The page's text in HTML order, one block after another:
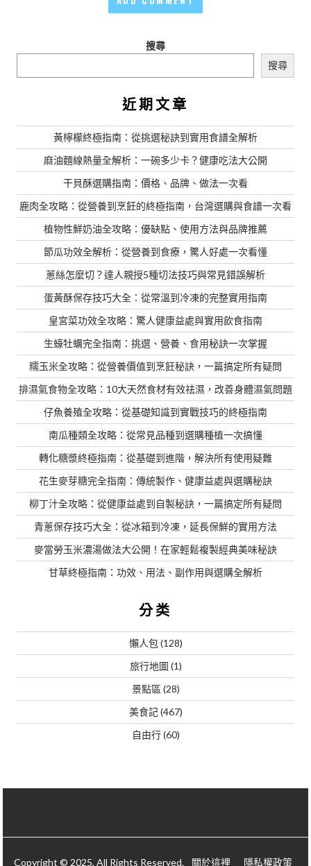
搜尋
搜尋
近期文章
黃檸檬終極指南：從挑選秘訣到實用食譜全解析
麻油麵線熱量全解析：一碗多少卡？健康吃法大公開
干貝酥選購指南：價格、品牌、做法一次看
鹿肉全攻略：從營養到烹飪的終極指南，台灣選購與食譜一次看
植物性鮮奶油全攻略：優缺點、使用方法與品牌推薦
節瓜功效全解析：從營養到食療，驚人好處一次看懂
蔥絲怎麼切？達人親授5種切法技巧與常見錯誤解析
蛋黃酥保存技巧大全：從常溫到冷凍的完整實用指南
皇宮菜功效全攻略：驚人健康益處與實用飲食指南
生蠔牡蠣完全指南：挑選、營養、食用秘訣一次掌握
糯玉米全攻略：從營養價值到烹飪秘訣，一篇搞定所有疑問
排濕氣食物全攻略：10大天然食材有效祛濕，改善身體濕氣問題
仔魚養殖全攻略：從基礎知識到實戰技巧的終極指南
南瓜種類全攻略：從常見品種到選購種植一次搞懂
轉化糖漿終極指南：從基礎到進階，解決所有使用疑難
花生麥芽糖完全指南：傳統製作、健康益處與選購秘訣
柳丁汁全攻略：從健康益處到自製秘訣，一篇搞定所有疑問
青蔥保存技巧大全：從冰箱到冷凍，延長保鮮的實用方法
麥當勞玉米濃湯做法大公開！在家輕鬆複製經典美味秘訣
甘草終極指南：功效、用法、副作用與選購全解析
分类
懶人包 (128)
旅行地圖 (1)
景點區 (28)
美食記(467)
自由行(60)
Copyright © 2025, All Rights Reserved. 關於這裡 隱私權政策